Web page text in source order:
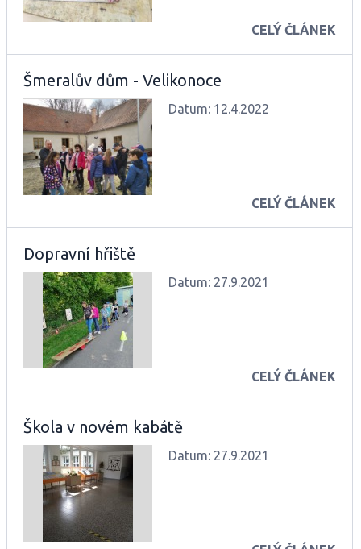
CELÝ ČLÁNEK
Šmeralův dům - Velikonoce
Datum: 12.4.2022
CELÝ ČLÁNEK
Dopravní hřiště
Datum: 27.9.2021
CELÝ ČLÁNEK
Škola v novém kabátě
Datum: 27.9.2021